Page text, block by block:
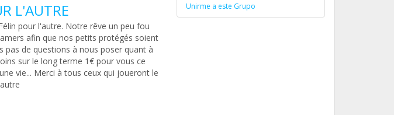
L'AUTRE
pour l'autre. Notre rêve un peu fou
afin que nos petits protégés soient
pas de questions à nous poser quant à
sur le long terme 1€ pour vous ce
vie... Merci à tous ceux qui joueront le
Unirme a este Grupo